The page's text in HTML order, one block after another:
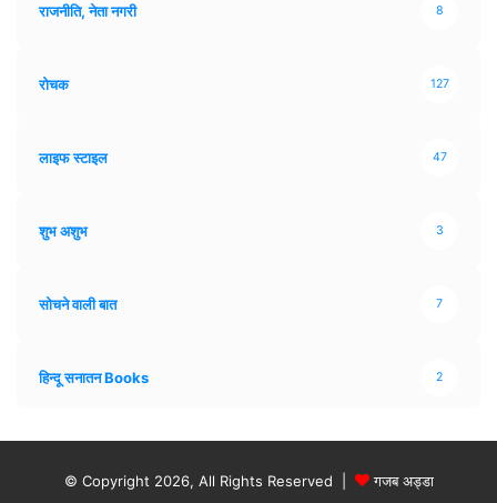
राजनीति, नेता नगरी 8
रोचक 127
लाइफ स्टाइल 47
शुभ अशुभ 3
सोचने वाली बात 7
हिन्दू सनातन Books 2
© Copyright 2026, All Rights Reserved | गजब अड्डा